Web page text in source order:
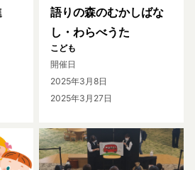
語りの森のむかしばな
し・わらべうた
こども
開催日
2025年3月8日
2025年3月27日